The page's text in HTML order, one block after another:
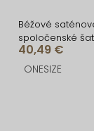
Béžové
spoločenské
s rázporkom
40,49 €
ONESIZE